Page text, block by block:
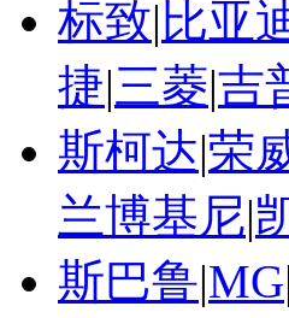
标致| 比亚
捷|三菱|吉
斯柯达|荣
兰博基尼|
斯巴鲁|MG|